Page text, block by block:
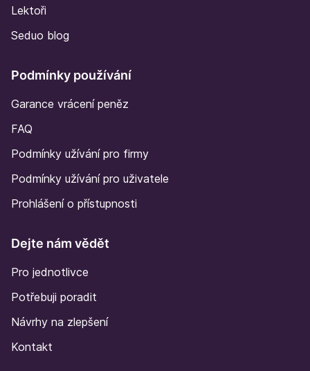
Lektoři
Seduo blog
Podmínky používání
Garance vrácení peněz
FAQ
Podmínky užívání pro firmy
Podmínky užívání pro uživatele
Prohlášení o přístupnosti
Dejte nám vědět
Pro jednotlivce
Potřebuji poradit
Návrhy na zlepšení
Kontakt